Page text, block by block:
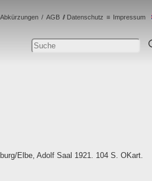
Abkürzungen AGB Datenschutz Impressum
Elbe, Adolf Saal 1921. 104 S. OKart.